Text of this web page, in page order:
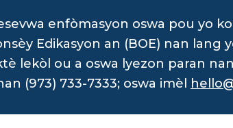
enfòmasyon oswa pou yo
Edikasyon an (BOE) nan lang
lekòl ou a oswa lyezon paran
(973) 733-7333; oswa imèl